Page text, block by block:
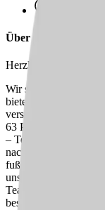
Über uns
Herzlich willkommen
Wir sind eine
bietet als auch im
versorgt und pflegt.
63 Patient:innen im
– Tendenz steigend.
nach
fußläufig zu
uns zur Verfügung
Teams und trage dazu
bestmögliche Pflege